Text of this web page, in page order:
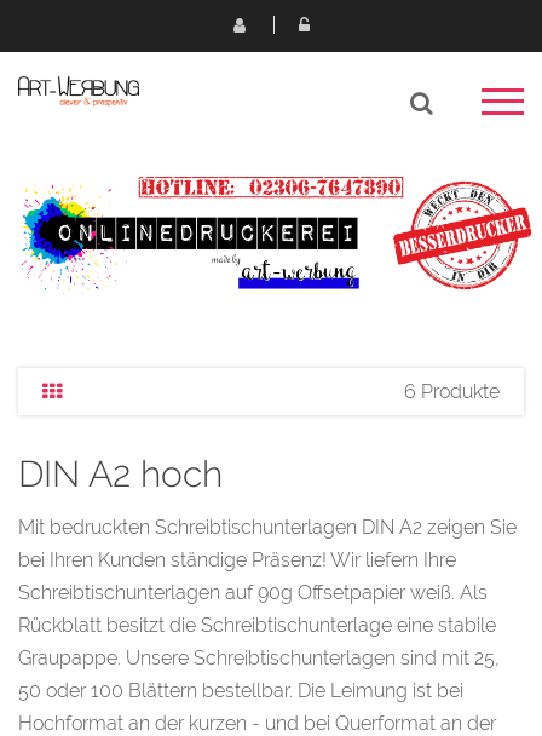
6 Produkte
DIN A2 hoch
Mit bedruckten Schreibtischunterlagen DIN A2 zeigen Sie
bei Ihren Kunden ständige Präsenz! Wir liefern Ihre
Schreibtischunterlagen auf 90g Offsetpapier weiß. Als
Rückblatt besitzt die Schreibtischunterlage eine stabile
Graupappe. Unsere Schreibtischunterlagen sind mit 25,
50 oder 100 Blättern bestellbar. Die Leimung ist bei
Hochformat an der kurzen - und bei Querformat an der